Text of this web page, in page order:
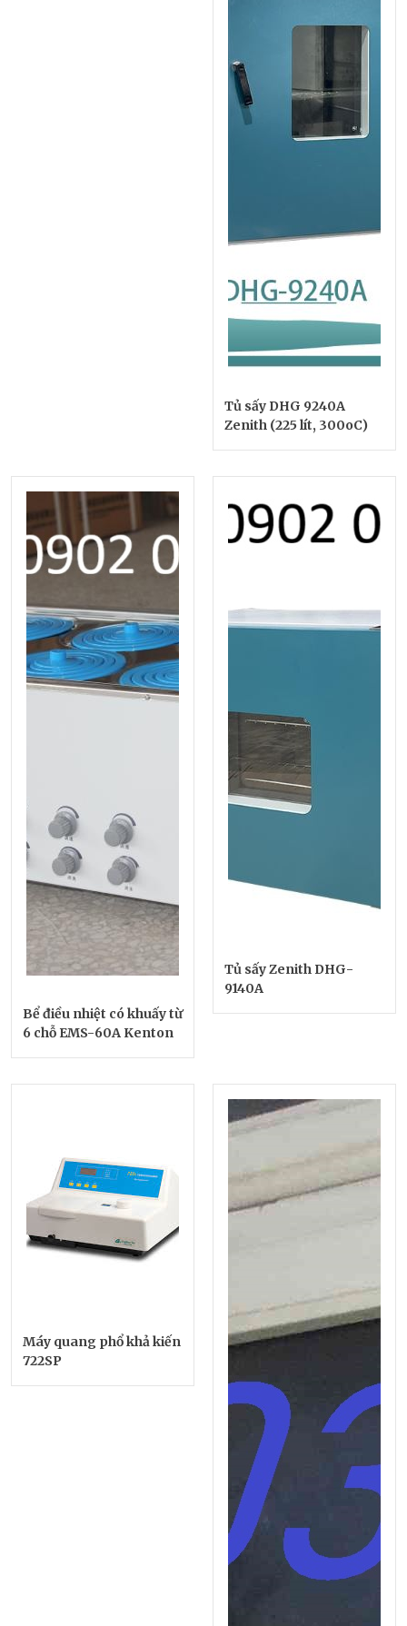
Tủ sấy DHG 9240A
Zenith (225 lít, 300oC)
Bể điều nhiệt có khuấy từ
6 chỗ EMS-60A Kenton
Tủ sấy Zenith DHG-
9140A
Máy quang phổ khả kiến
722SP